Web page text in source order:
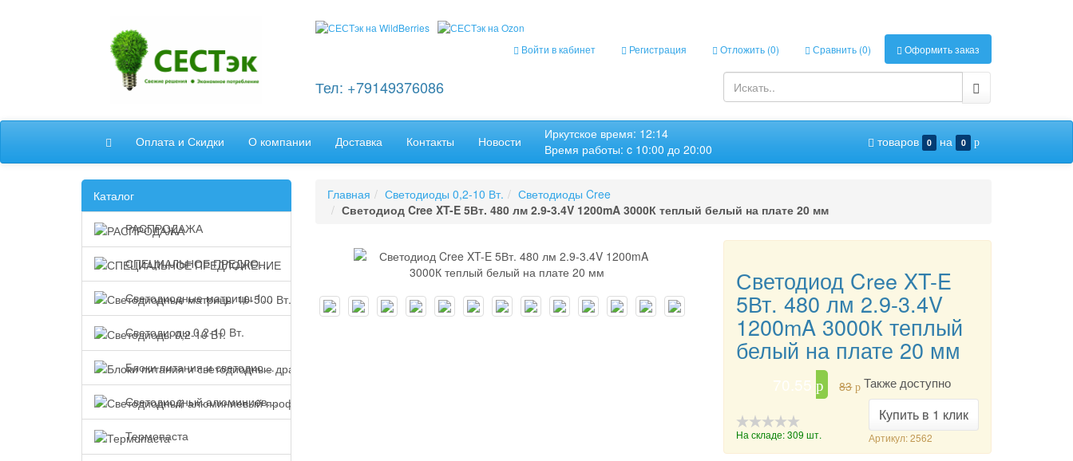
Войти в кабинет Регистрация Отложить (0) Сравнить (0) Оформить заказ
Тел: +79149376086
Оплата и Скидки О компании Доставка Контакты Новости товаров 0 на 0 p
Иркутское время: 12:14
Время работы: c 10:00 до 20:00
Каталог
РАСПРОДАЖА
СПЕЦИАЛЬНОЕ ПРЕДЛОЖЕНИЕ
Светодиодные матрицы 10-500 Вт.
Светодиоды 0,2-10 Вт.
Блоки питания и светодиодные драйверы
Светодиодный алюминиевый профиль
Термопаста
Главная Светодиоды 0,2-10 Вт.
Светодиоды Cree
Светодиод Cree XT-E 5Вт. 480 лм 2.9-3.4V 1200mA 3000К теплый белый на плате 20 мм
Светодиод Cree XT-E
5Вт. 480 лм 2.9-3.4V
1200mA 3000К теплый
белый на плате 20 мм
70.55 p 83 p Также доступно
Купить в 1 клик
Артикул: 2562
На складе: 309 шт.